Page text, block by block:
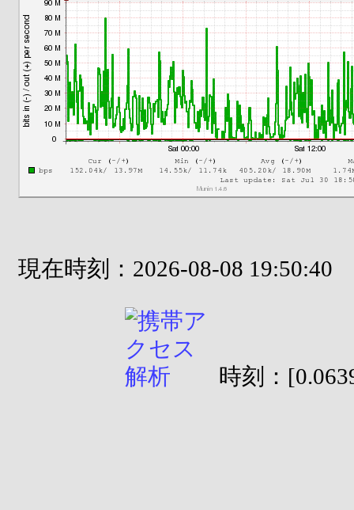
現在時刻：2026-08-08 19:50:40
時刻：